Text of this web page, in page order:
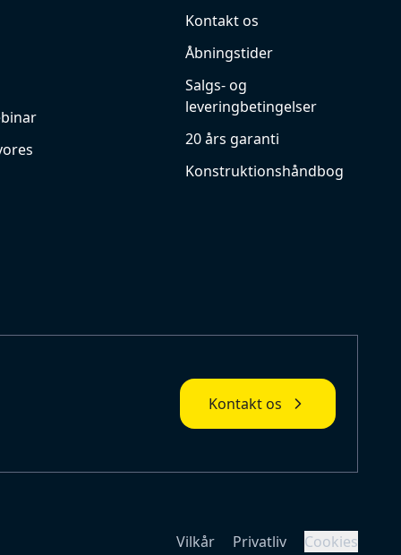
Kontakt os
Åbningstider
Salgs- og
leveringbetingelser
20 års garanti
Konstruktionshåndbog
Kontakt os
Vilkår Privatliv Cookies